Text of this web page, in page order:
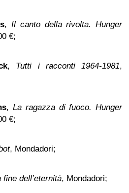
, Il canto della rivolta. Hunger
€;
, Tutti i racconti 1964-1981,
, La ragazza di fuoco. Hunger
€;
, Mondadori;
fine dell’eternità, Mondadori;